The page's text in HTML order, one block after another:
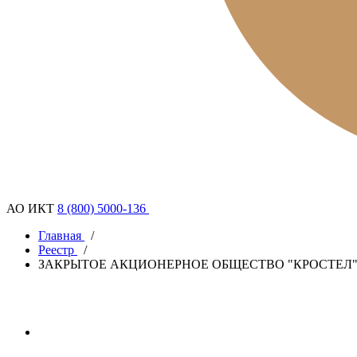
АО ИКТ 8 (800) 5000-136
Главная
/
Реестр
/
ЗАКРЫТОЕ АКЦИОНЕРНОЕ ОБЩЕСТВО "КРОСТЕЛ"